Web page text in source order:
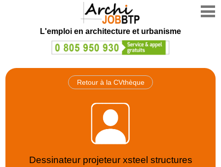
L'emploi en architecture et urbanisme
Retour à la CVthèque
Dessinateur projeteur xsteel structures